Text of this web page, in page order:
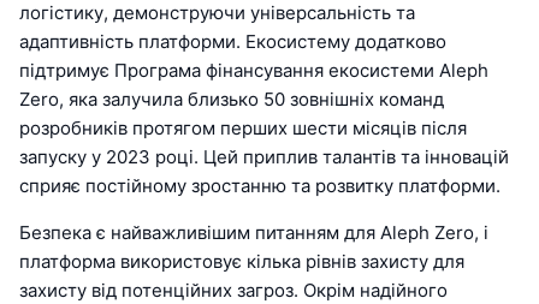
логістику, демонструючи універсальність та
адаптивність платформи. Екосистему додатково
підтримує Програма фінансування екосистеми Aleph
Zero, яка залучила близько 50 зовнішніх команд
розробників протягом перших шести місяців після
запуску у 2023 році. Цей приплив талантів та інновацій
сприяє постійному зростанню та розвитку платформи.
Безпека є найважливішим питанням для Aleph Zero, і
платформа використовує кілька рівнів захисту для
захисту від потенційних загроз. Окрім надійного